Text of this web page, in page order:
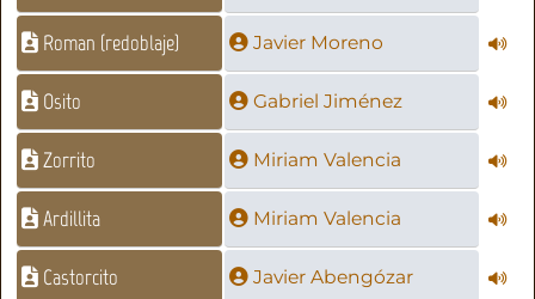
Roman (redoblaje) Javier Moreno
Osito Gabriel Jiménez
Zorrito Miriam Valencia
Ardillita Miriam Valencia
Castorcito Javier Abengózar